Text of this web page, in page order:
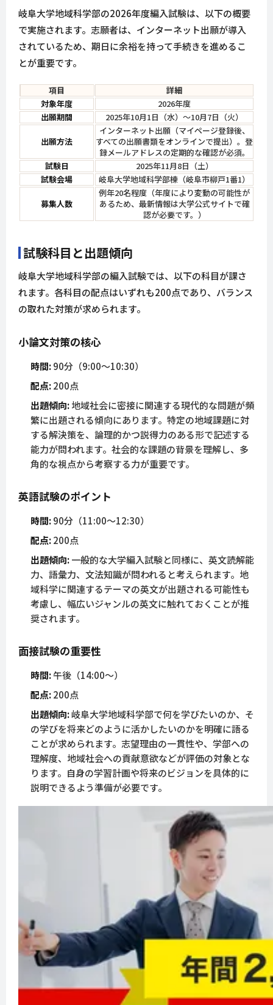
岐阜大学地域科学部の2026年度編入試験は、以下の概要
で実施されます。志願者は、インターネット出願が導入
されているため、期日に余裕を持って手続きを進めるこ
とが重要です。
項目
詳細
対象年度
2026年度
出願期間
2025年10月1日（水）～10月7日（火）
出願方法
インターネット出願（マイページ登録後、
すべての出願書類をオンラインで提出）。登
録メールアドレスの定期的な確認が必須。
試験日
2025年11月8日（土）
試験会場
岐阜大学地域科学部棟（岐阜市柳戸1番1）
募集人数
例年20名程度（年度により変動の可能性が
あるため、最新情報は大学公式サイトで確
認が必要です。）
試験科目と出題傾向
岐阜大学地域科学部の編入試験では、以下の科目が課さ
れます。各科目の配点はいずれも200点であり、バランス
の取れた対策が求められます。
小論文対策の核心
時間:90分（9:00〜10:30）
配点:200点
出題傾向:地域社会に密接に関連する現代的な問題が頻
繁に出題される傾向にあります。特定の地域課題に対
する解決策を、論理的かつ説得力のある形で記述する
能力が問われます。社会的な課題の背景を理解し、多
角的な視点から考察する力が重要です。
英語試験のポイント
時間:90分（11:00〜12:30）
配点:200点
出題傾向:一般的な大学編入試験と同様に、英文読解能
力、語彙力、文法知識が問われると考えられます。地
域科学に関連するテーマの英文が出題される可能性も
考慮し、幅広いジャンルの英文に触れておくことが推
奨されます。
面接試験の重要性
時間:午後（14:00〜）
配点:200点
出題傾向:岐阜大学地域科学部で何を学びたいのか、そ
の学びを将来どのように活かしたいのかを明確に語る
ことが求められます。志望理由の一貫性や、学部への
理解度、地域社会への貢献意欲などが評価の対象とな
ります。自身の学習計画や将来のビジョンを具体的に
説明できるよう準備が必要です。